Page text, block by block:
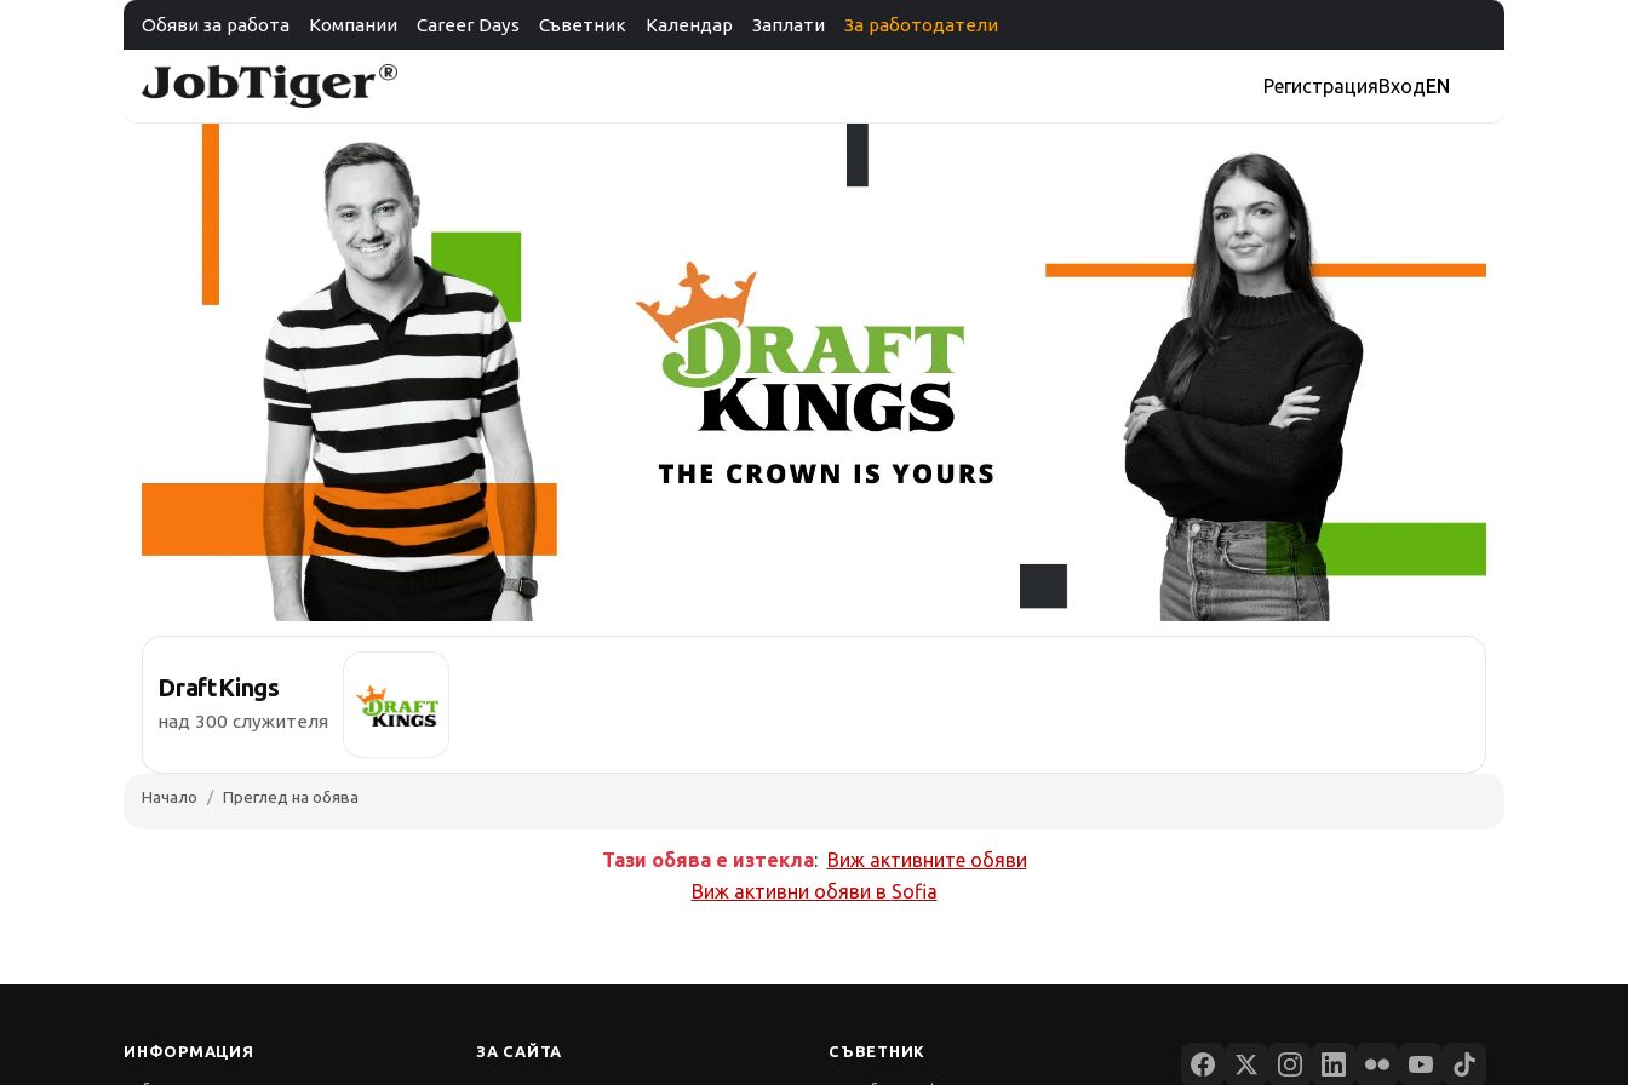
Обяви за работа Компании Career Days Съветник Календар Заплати За работодатели
РегистрацияВходEN
DraftKings
над 300 служителя
Начало Преглед на обява
Тази обява е изтекла: Виж активните обяви
Виж активни обяви в Sofia
ИНФОРМАЦИЯ ЗА САЙТА СЪВЕТНИК